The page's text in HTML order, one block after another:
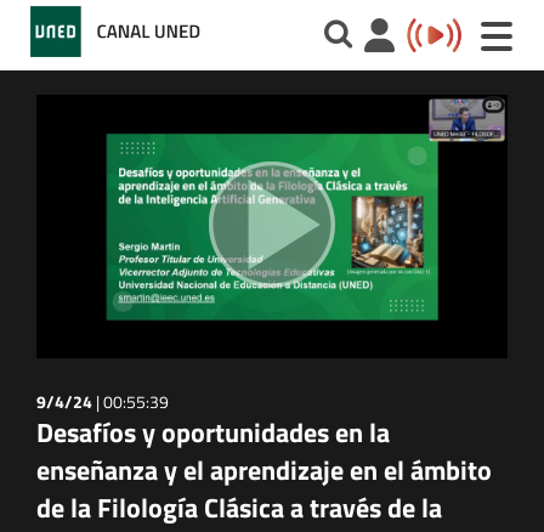
Toggle
9/4/24|00:55:39
Desafíos y oportunidades en la
enseñanza y el aprendizaje en el ámbito
de la Filología Clásica a través de la